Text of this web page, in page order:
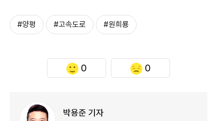
#양평 #고속도로 #원희룡
0 0
박용준 기자